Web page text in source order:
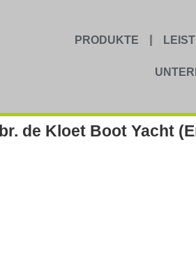
PRODUKTE
de Kloet Boot Yacht